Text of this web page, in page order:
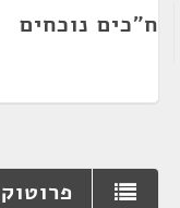
ח"כים נוכחים